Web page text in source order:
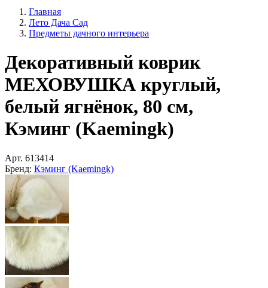
Главная
Лето Дача Сад
Предметы дачного интерьера
Декоративный коврик
МЕХОВУШКА круглый,
белый ягнёнок, 80 см,
Кэминг (Kaemingk)
Арт. 613414
Бренд: Кэминг (Kaemingk)